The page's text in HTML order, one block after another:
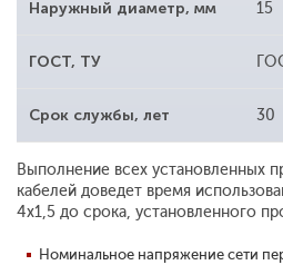
Наружный диаметр, мм 15
ГОСТ, ТУ
Срок службы, лет 30
Выполнение всех установленных
кабелей доведет время
4x1,5 до срока, установленного
Номинальное напряжение сети